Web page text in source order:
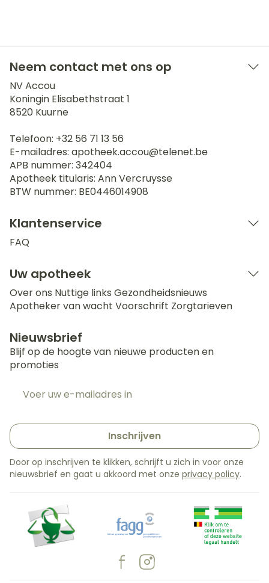
Neem contact met ons op
NV Accou
Koningin Elisabethstraat 1
8520 Kuurne
Telefoon: +32 56 71 13 56
E-mailadres: apotheek.accou@telenet.be
APB nummer: 342404
Apotheek titularis: Ann Vercruysse
BTW nummer: BE0446014908
Klantenservice
FAQ
Uw apotheek
Over ons Nuttige links Gezondheidsnieuws
Apotheker van wacht Voorschrift Zorgtarieven
Nieuwsbrief
Blijf op de hoogte van nieuwe producten en
promoties
Inschrijven
Door op inschrijven te klikken, schrijft u zich in voor onze
nieuwsbrief en gaat u akkoord met onze privacy policy.